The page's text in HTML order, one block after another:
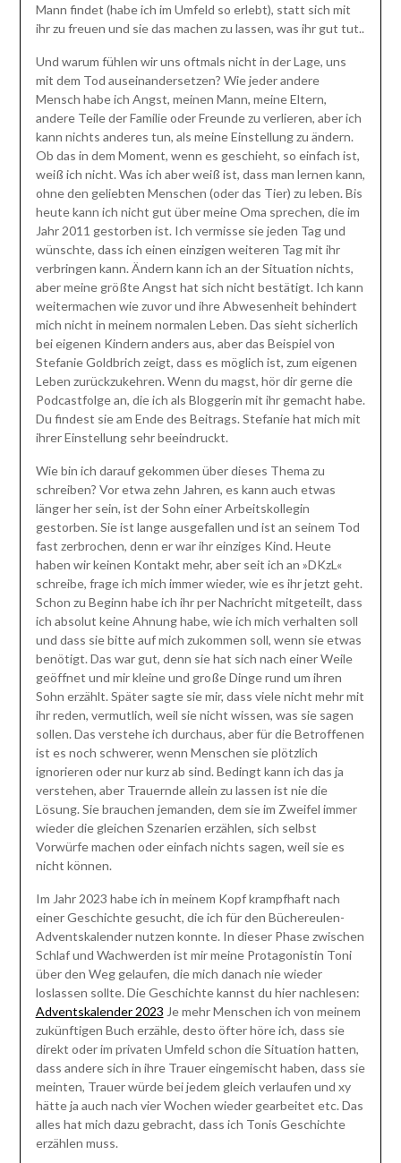
Mann findet (habe ich im Umfeld so erlebt), statt sich mit
ihr zu freuen und sie das machen zu lassen, was ihr gut tut..
Und warum fühlen wir uns oftmals nicht in der Lage, uns
mit dem Tod auseinandersetzen? Wie jeder andere
Mensch habe ich Angst, meinen Mann, meine Eltern,
andere Teile der Familie oder Freunde zu verlieren, aber ich
kann nichts anderes tun, als meine Einstellung zu ändern.
Ob das in dem Moment, wenn es geschieht, so einfach ist,
weiß ich nicht. Was ich aber weiß ist, dass man lernen kann,
ohne den geliebten Menschen (oder das Tier) zu leben. Bis
heute kann ich nicht gut über meine Oma sprechen, die im
Jahr 2011 gestorben ist. Ich vermisse sie jeden Tag und
wünschte, dass ich einen einzigen weiteren Tag mit ihr
verbringen kann. Ändern kann ich an der Situation nichts,
aber meine größte Angst hat sich nicht bestätigt. Ich kann
weitermachen wie zuvor und ihre Abwesenheit behindert
mich nicht in meinem normalen Leben. Das sieht sicherlich
bei eigenen Kindern anders aus, aber das Beispiel von
Stefanie Goldbrich zeigt, dass es möglich ist, zum eigenen
Leben zurückzukehren. Wenn du magst, hör dir gerne die
Podcastfolge an, die ich als Bloggerin mit ihr gemacht habe.
Du findest sie am Ende des Beitrags. Stefanie hat mich mit
ihrer Einstellung sehr beeindruckt.
Wie bin ich darauf gekommen über dieses Thema zu
schreiben? Vor etwa zehn Jahren, es kann auch etwas
länger her sein, ist der Sohn einer Arbeitskollegin
gestorben. Sie ist lange ausgefallen und ist an seinem Tod
fast zerbrochen, denn er war ihr einziges Kind. Heute
haben wir keinen Kontakt mehr, aber seit ich an »DKzL«
schreibe, frage ich mich immer wieder, wie es ihr jetzt geht.
Schon zu Beginn habe ich ihr per Nachricht mitgeteilt, dass
ich absolut keine Ahnung habe, wie ich mich verhalten soll
und dass sie bitte auf mich zukommen soll, wenn sie etwas
benötigt. Das war gut, denn sie hat sich nach einer Weile
geöffnet und mir kleine und große Dinge rund um ihren
Sohn erzählt. Später sagte sie mir, dass viele nicht mehr mit
ihr reden, vermutlich, weil sie nicht wissen, was sie sagen
sollen. Das verstehe ich durchaus, aber für die Betroffenen
ist es noch schwerer, wenn Menschen sie plötzlich
ignorieren oder nur kurz ab sind. Bedingt kann ich das ja
verstehen, aber Trauernde allein zu lassen ist nie die
Lösung. Sie brauchen jemanden, dem sie im Zweifel immer
wieder die gleichen Szenarien erzählen, sich selbst
Vorwürfe machen oder einfach nichts sagen, weil sie es
nicht können.
Im Jahr 2023 habe ich in meinem Kopf krampfhaft nach
einer Geschichte gesucht, die ich für den Büchereulen-
Adventskalender nutzen konnte. In dieser Phase zwischen
Schlaf und Wachwerden ist mir meine Protagonistin Toni
über den Weg gelaufen, die mich danach nie wieder
loslassen sollte. Die Geschichte kannst du hier nachlesen:
Adventskalender 2023 Je mehr Menschen ich von meinem
zukünftigen Buch erzähle, desto öfter höre ich, dass sie
direkt oder im privaten Umfeld schon die Situation hatten,
dass andere sich in ihre Trauer eingemischt haben, dass sie
meinten, Trauer würde bei jedem gleich verlaufen und xy
hätte ja auch nach vier Wochen wieder gearbeitet etc. Das
alles hat mich dazu gebracht, dass ich Tonis Geschichte
erzählen muss.